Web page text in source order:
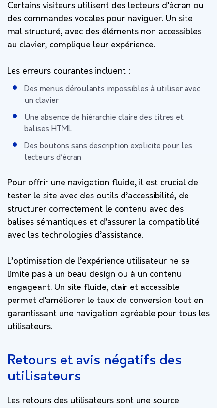
Certains visiteurs utilisent des lecteurs d’écran ou
des commandes vocales pour naviguer. Un site
mal structuré, avec des éléments non accessibles
au clavier, complique leur expérience.
Les erreurs courantes incluent :
Des menus déroulants impossibles à utiliser avec
un clavier
Une absence de hiérarchie claire des titres et
balises HTML
Des boutons sans description explicite pour les
lecteurs d’écran
Pour offrir une navigation fluide, il est crucial de
tester le site avec des outils d’accessibilité, de
structurer correctement le contenu avec des
balises sémantiques et d’assurer la compatibilité
avec les technologies d’assistance.
L’optimisation de l’expérience utilisateur ne se
limite pas à un beau design ou à un contenu
engageant. Un site fluide, clair et accessible
permet d’améliorer le taux de conversion tout en
garantissant une navigation agréable pour tous les
utilisateurs.
Retours et avis négatifs des
utilisateurs
Les retours des utilisateurs sont une source